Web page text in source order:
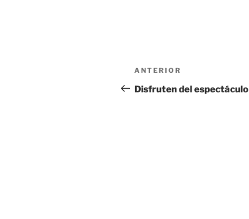
Navegación
de
Entrada
anterior:
ANTERIOR
Disfruten del espectáculo